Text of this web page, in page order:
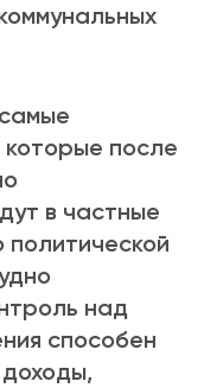
которые после
в частные
над
способен